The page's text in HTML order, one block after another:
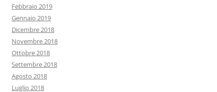
Febbraio 2019
Gennaio 2019
Dicembre 2018
Novembre 2018
Ottobre 2018
Settembre 2018
Agosto 2018
Luglio 2018